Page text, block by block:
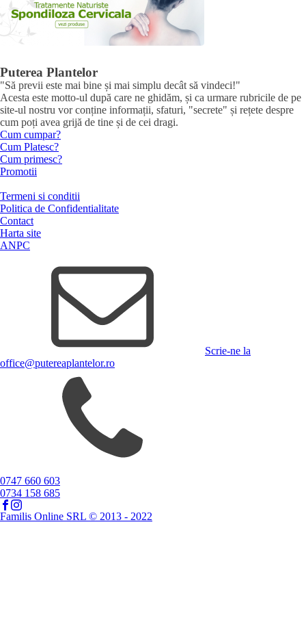
Puterea Plantelor
"Să previi este mai bine și mai simplu decât să vindeci!"
Acesta este motto-ul după care ne ghidăm, și ca urmare rubricile de pe
site-ul nostru vor conține informații, sfaturi, "secrete" și rețete despre
cum poți avea grijă de tine și de cei dragi.
Cum cumpar?
Cum Platesc?
Cum primesc?
Promotii
Termeni si conditii
Politica de Confidentialitate
Contact
Harta site
ANPC
Scrie-ne la
office@putereaplantelor.ro
0747 660 603
0734 158 685
Familis Online SRL © 2013 - 2022